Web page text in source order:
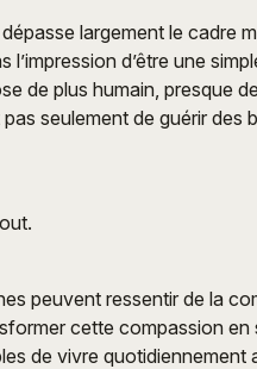
largement le cadre
l’impression d’être une
de plus humain, presque
pas seulement de guérir
peuvent ressentir de la
cette compassion
de vivre